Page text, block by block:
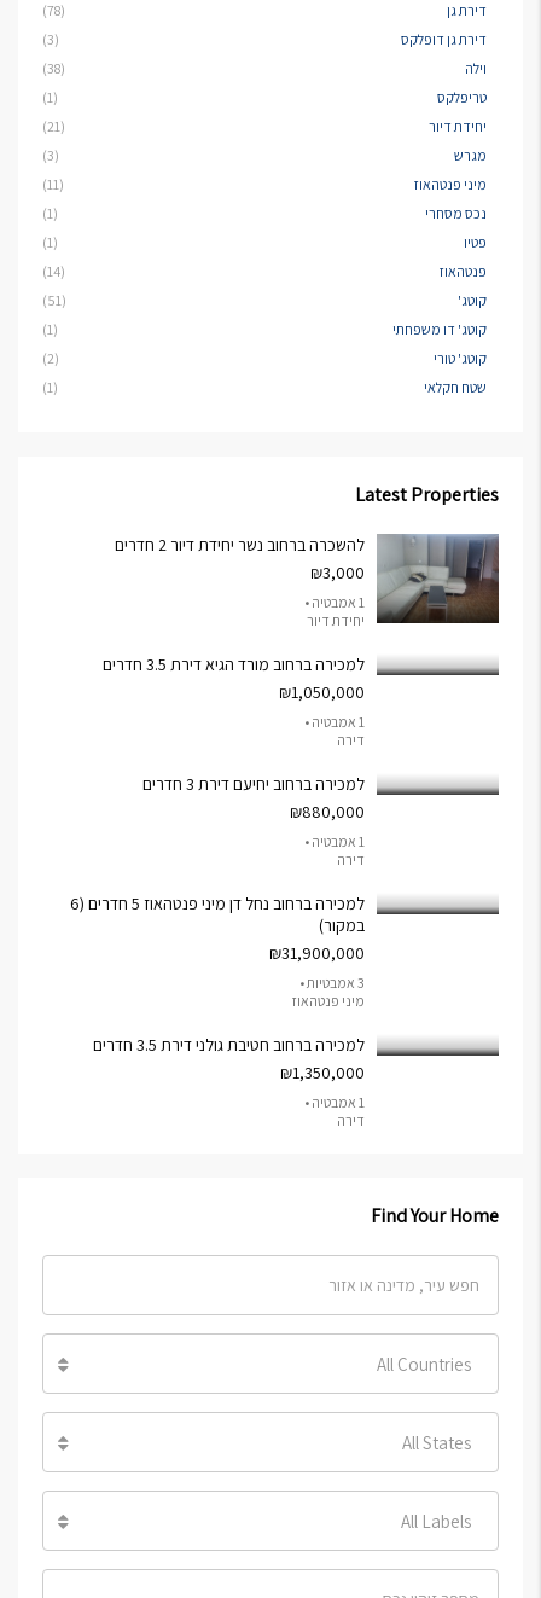
דירת גן
(78)
דירת גן דופלקס
(3)
וילה
(38)
טריפלקס
(1)
יחידת דיור
(21)
מגרש
(3)
מיני פנטהאוז
(11)
נכס מסחרי
(1)
פטיו
(1)
פנטהאוז
(14)
קוטג'
(51)
קוטג' דו משפחתי
(1)
קוטג' טורי
(2)
שטח חקלאי
(1)
Latest Properties
להשכרה ברחוב נשר יחידת דיור 2 חדרים
₪3,000
1 אמבטיה •
יחידת דיור
למכירה ברחוב מורד הגיא דירת 3.5 חדרים
₪1,050,000
1 אמבטיה •
דירה
למכירה ברחוב יחיעם דירת 3 חדרים
₪880,000
1 אמבטיה •
דירה
למכירה ברחוב נחל דן מיני פנטהאוז 5 חדרים (6
במקור)
₪31,900,000
3 אמבטיות •
מיני פנטהאוז
למכירה ברחוב חטיבת גולני דירת 3.5 חדרים
₪1,350,000
1 אמבטיה •
דירה
Find Your Home
All Countries
All States
All Labels